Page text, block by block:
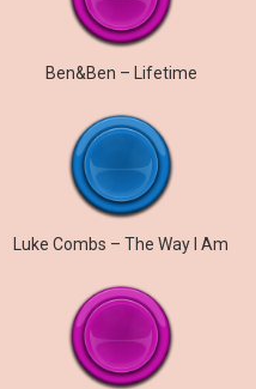
Ben&Ben – Lifetime
Luke Combs – The Way I Am